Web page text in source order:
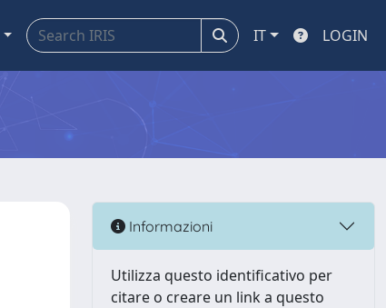
IT LOGIN
Informazioni
Utilizza questo identificativo per
citare o creare un link a questo